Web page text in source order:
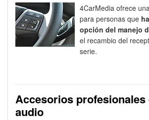
4CarMedia ofrece
para personas que
opción del manejo
el recambio del
serie.
Accesorios profesionales
audio